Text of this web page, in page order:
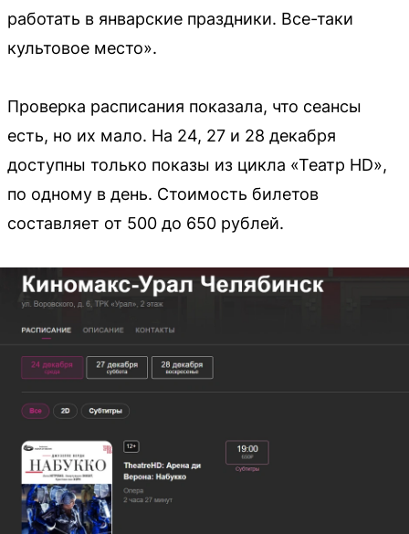
работать в январские праздники. Все-таки
культовое место».
Проверка расписания показала, что сеансы
есть, но их мало. На 24, 27 и 28 декабря
доступны только показы из цикла «Театр HD»,
по одному в день. Стоимость билетов
составляет от 500 до 650 рублей.